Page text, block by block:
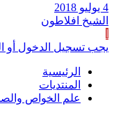
4 يوليو 2018
الشيخ افلاطون
يجب تسجيل الدخول أو
الرئيسية
المنتديات
علم الخواص